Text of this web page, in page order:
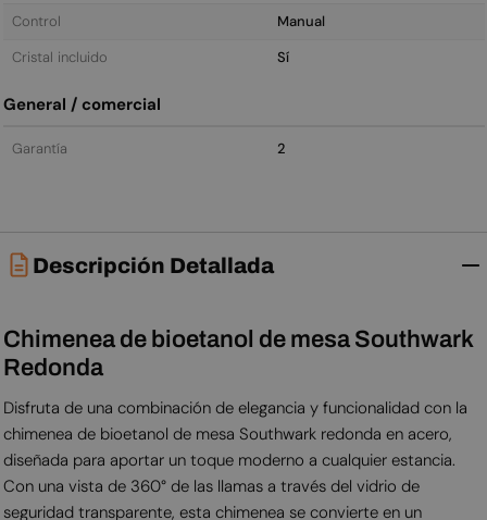
Control
Manual
Cristal incluido
Sí
General / comercial
Garantía 2
Descripción Detallada
Chimenea de bioetanol de mesa Southwark
Redonda
Disfruta de una combinación de elegancia y funcionalidad con la
chimenea de bioetanol de mesa Southwark redonda en acero,
diseñada para aportar un toque moderno a cualquier estancia.
Con una vista de 360° de las llamas a través del vidrio de
seguridad transparente, esta chimenea se convierte en un